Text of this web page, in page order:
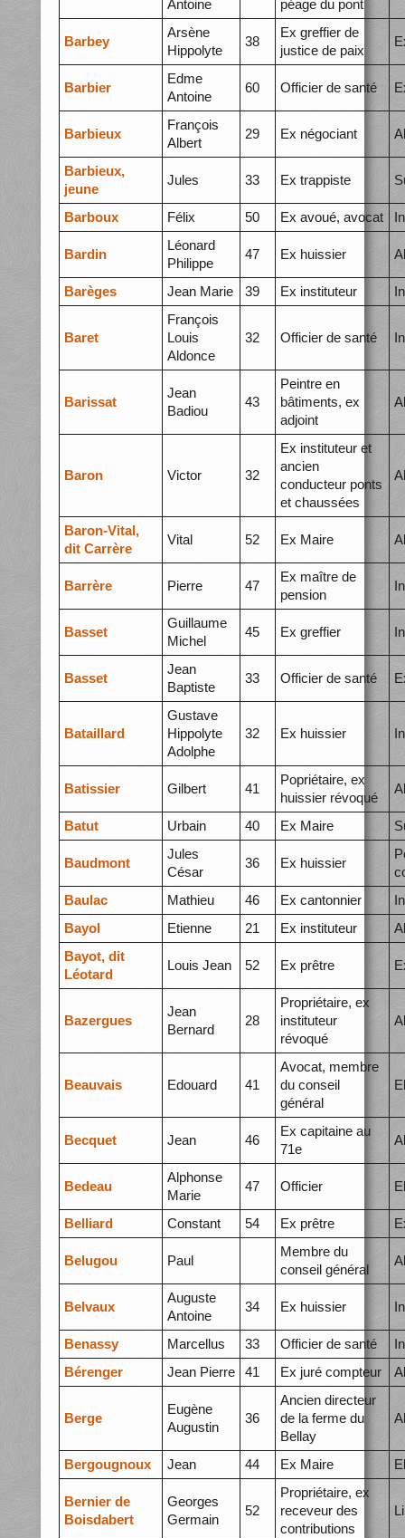
Antoine péage du pont
Barbey
Arsène
Hippolyte
38
Ex greffier de
justice de paix
Barbier
Edme
Antoine
60 Officier de santé
Barbieux
François
Albert
29 Ex négociant
Barbieux,
jeune
Jules 33 Ex trappiste
Barboux Félix 50 Ex avoué, avocat
Bardin
Léonard
Philippe
47 Ex huissier
Barèges Jean Marie 39 Ex instituteur
Baret
François
Louis
Aldonce
32 Officier de santé
Barissat
Jean
Badiou
43
Peintre en
bâtiments, ex
adjoint
Baron Victor 32
Ex instituteur et
ancien
conducteur ponts
et chaussées
Baron-Vital,
dit Carrère
Vital 52 Ex Maire
Barrère Pierre 47
Ex maître de
pension
Basset
Guillaume
Michel
45 Ex greffier
Basset
Jean
Baptiste
33 Officier de santé
Bataillard
Gustave
Hippolyte
Adolphe
32 Ex huissier
Batissier Gilbert 41
Popriétaire, ex
huissier révoqué
Batut Urbain 40 Ex Maire
Baudmont
Jules
César
36 Ex huissier
Baulac
Mathieu 46 Ex cantonnier
Bayol
Etienne 21 Ex instituteur
Bayot, dit
Léotard
Louis Jean 52 Ex prêtre
Bazergues
Jean
Bernard
28
Propriétaire, ex
instituteur
révoqué
Beauvais Edouard 41
Avocat, membre
du conseil
général
Becquet Jean 46
Ex capitaine au
71e
Bedeau
Alphonse
Marie
47 Officier
Belliard Constant 54 Ex prêtre
Belugou Paul
Membre du
conseil général
Belvaux
Auguste
Antoine
34 Ex huissier
Benassy Marcellus 33 Officier de santé
Bérenger
Jean Pierre 41 Ex juré compteur
Berge
Eugène
Augustin
36
Ancien directeur
de la ferme du
Bellay
Bergougnoux Jean 44 Ex Maire
Bernier de
Boisdabert
Georges
Germain
52
Propriétaire, ex
receveur des
contributions